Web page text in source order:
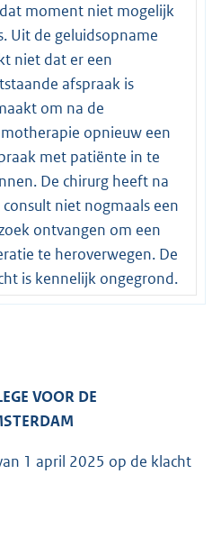
moment niet mogelijk
Uit de geluidsopname
niet dat er een
afspraak is
om na de
opnieuw een
met patiënte in te
De chirurg heeft na
niet nogmaals een
ontvangen om een
te heroverwegen. De
is kennelijk ongegrond.
VOOR DE
1 april 2025 op de klacht